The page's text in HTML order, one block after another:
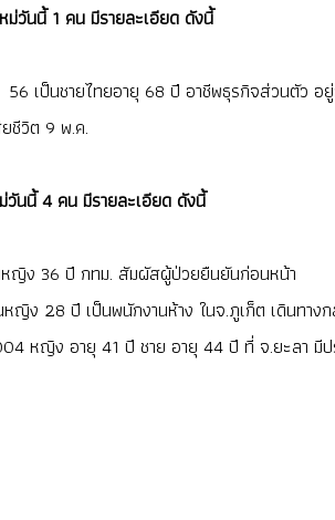
ม่วันนี้ 1 คน มีรายละเอียด ดังนี้
เป็นชายไทยอายุ 68 ปี อาชีพธุรกิจส่วนตัว อ
ชีวิต 9 พ.ค.
วันนี้ 4 คน มีรายละเอียด ดังนี้
ญิง 36 ปี กทม. สัมผัสผู้ป่วยยืนยันก่อนหน้า
ญิง 28 ปี เป็นพนักงานห้าง ในจ.ภูเก็ต เดินทาง
หญิง อายุ 41 ปี ชาย อายุ 44 ปี ที่ จ.ยะลา มีป